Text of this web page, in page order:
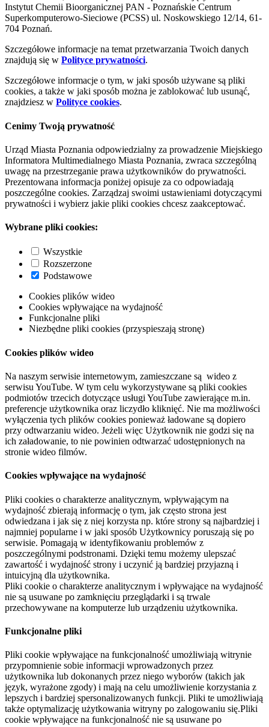
Instytut Chemii Bioorganicznej PAN - Poznańskie Centrum
Superkomputerowo-Sieciowe (PCSS) ul. Noskowskiego 12/14, 61-
704 Poznań.
Szczegółowe informacje na temat przetwarzania Twoich danych
znajdują się w Polityce prywatności.
Szczegółowe informacje o tym, w jaki sposób używane są pliki
cookies, a także w jaki sposób można je zablokować lub usunąć,
znajdziesz w Polityce cookies.
Cenimy Twoją prywatność
Urząd Miasta Poznania odpowiedzialny za prowadzenie Miejskiego
Informatora Multimedialnego Miasta Poznania, zwraca szczególną
uwagę na przestrzeganie prawa użytkowników do prywatności.
Prezentowana informacja poniżej opisuje za co odpowiadają
poszczególne cookies. Zarządzaj swoimi ustawieniami dotyczącymi
prywatności i wybierz jakie pliki cookies chcesz zaakceptować.
Wybrane pliki cookies:
Wszystkie
Rozszerzone
Podstawowe
Cookies plików wideo
Cookies wpływające na wydajność
Funkcjonalne pliki
Niezbędne pliki cookies (przyspieszają stronę)
Cookies plików wideo
Na naszym serwisie internetowym, zamieszczane są wideo z
serwisu YouTube. W tym celu wykorzystywane są pliki cookies
podmiotów trzecich dotyczące usługi YouTube zawierające m.in.
preferencje użytkownika oraz liczydło kliknięć. Nie ma możliwości
wyłączenia tych plików cookies ponieważ ładowane są dopiero
przy odtwarzaniu wideo. Jeżeli więc Użytkownik nie godzi się na
ich załadowanie, to nie powinien odtwarzać udostępnionych na
stronie wideo filmów.
Cookies wpływające na wydajność
Pliki cookies o charakterze analitycznym, wpływającym na
wydajność zbierają informację o tym, jak często strona jest
odwiedzana i jak się z niej korzysta np. które strony są najbardziej i
najmniej popularne i w jaki sposób Użytkownicy poruszają się po
serwisie. Pomagają w identyfikowaniu problemów z
poszczególnymi podstronami. Dzięki temu możemy ulepszać
zawartość i wydajność strony i uczynić ją bardziej przyjazną i
intuicyjną dla użytkownika.
Pliki cookie o charakterze analitycznym i wpływające na wydajność
nie są usuwane po zamknięciu przeglądarki i są trwale
przechowywane na komputerze lub urządzeniu użytkownika.
Funkcjonalne pliki
Pliki cookie wpływające na funkcjonalność umożliwiają witrynie
przypomnienie sobie informacji wprowadzonych przez
użytkownika lub dokonanych przez niego wyborów (takich jak
język, wyrażone zgody) i mają na celu umożliwienie korzystania z
lepszych i bardziej spersonalizowanych funkcji. Pliki te umożliwiają
także optymalizację użytkowania witryny po zalogowaniu się.Pliki
cookie wpływające na funkcjonalność nie są usuwane po